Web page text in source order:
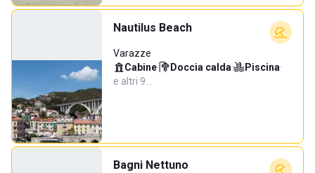
Nautilus Beach
Varazze
Cabine· Doccia calda· Piscina·
e altri 9…
Bagni Nettuno